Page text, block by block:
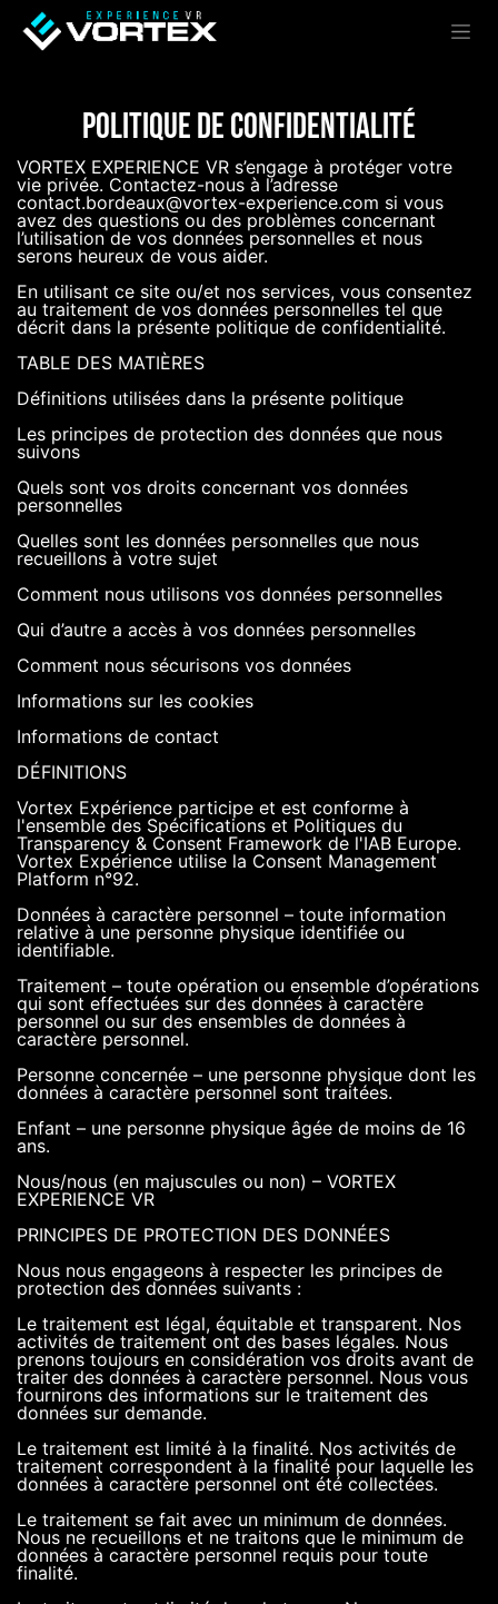
Se rendre au contenu
Politique de Confidentialité
VORTEX EXPERIENCE VR s’engage à protéger votre
vie privée. Contactez-nous à l’adresse
contact.bordeaux@vortex-experience.com si vous
avez des questions ou des problèmes concernant
l’utilisation de vos données personnelles et nous
serons heureux de vous aider.
En utilisant ce site ou/et nos services, vous consentez
au traitement de vos données personnelles tel que
décrit dans la présente politique de confidentialité.
TABLE DES MATIÈRES
Définitions utilisées dans la présente politique
Les principes de protection des données que nous
suivons
Quels sont vos droits concernant vos données
personnelles
Quelles sont les données personnelles que nous
recueillons à votre sujet
Comment nous utilisons vos données personnelles
Qui d’autre a accès à vos données personnelles
Comment nous sécurisons vos données
Informations sur les cookies
Informations de contact
DÉFINITIONS
Vortex Expérience participe et est conforme à
l'ensemble des Spécifications et Politiques du
Transparency & Consent Framework de l'IAB Europe.
Vortex Expérience utilise la Consent Management
Platform n°92.
Données à caractère personnel – toute information
relative à une personne physique identifiée ou
identifiable.
Traitement – toute opération ou ensemble d’opérations
qui sont effectuées sur des données à caractère
personnel ou sur des ensembles de données à
caractère personnel.
Personne concernée – une personne physique dont les
données à caractère personnel sont traitées.
Enfant – une personne physique âgée de moins de 16
ans.
Nous/nous (en majuscules ou non) – VORTEX
EXPERIENCE VR
PRINCIPES DE PROTECTION DES DONNÉES
Nous nous engageons à respecter les principes de
protection des données suivants :
Le traitement est légal, équitable et transparent. Nos
activités de traitement ont des bases légales. Nous
prenons toujours en considération vos droits avant de
traiter des données à caractère personnel. Nous vous
fournirons des informations sur le traitement des
données sur demande.
Le traitement est limité à la finalité. Nos activités de
traitement correspondent à la finalité pour laquelle les
données à caractère personnel ont été collectées.
Le traitement se fait avec un minimum de données.
Nous ne recueillons et ne traitons que le minimum de
données à caractère personnel requis pour toute
finalité.